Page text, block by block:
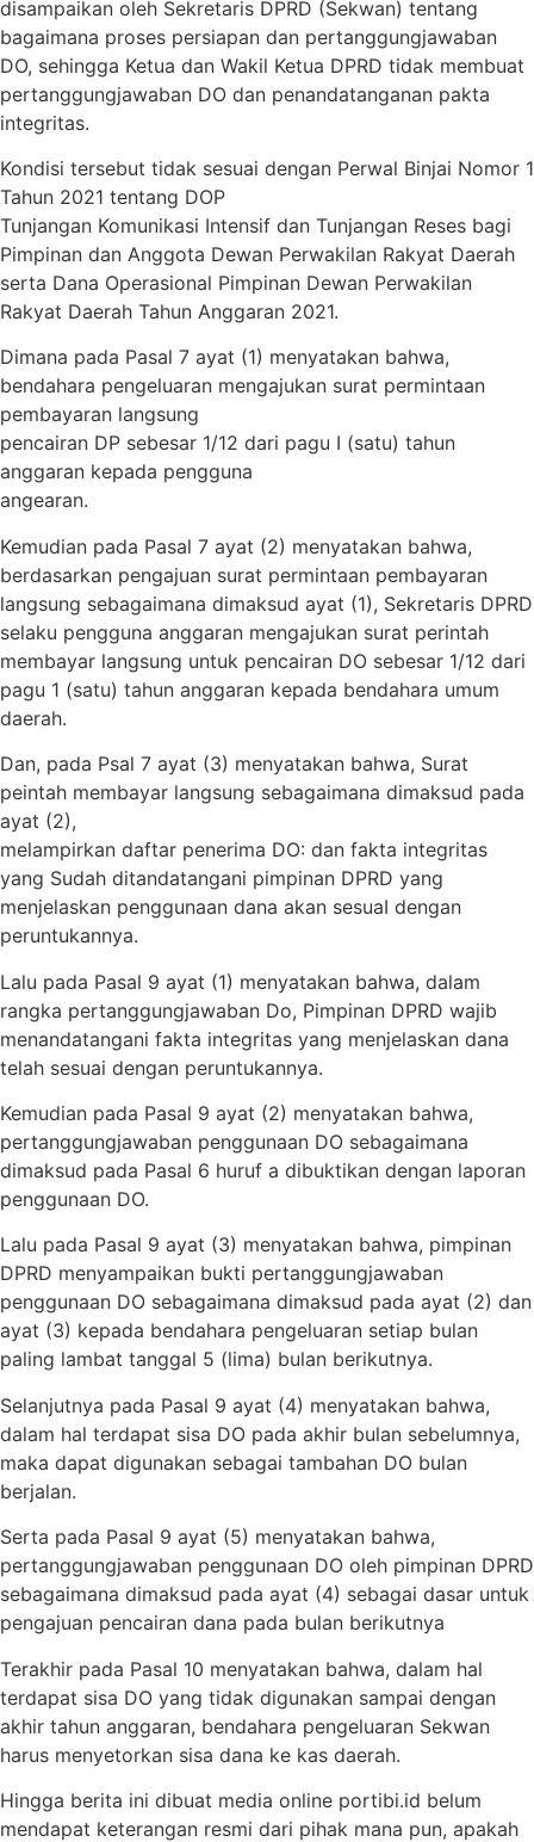
disampaikan oleh Sekretaris DPRD (Sekwan) tentang
bagaimana proses persiapan dan pertanggungjawaban
DO, sehingga Ketua dan Wakil Ketua DPRD tidak membuat
pertanggungjawaban DO dan penandatanganan pakta
integritas.
Kondisi tersebut tidak sesuai dengan Perwal Binjai Nomor 1
Tahun 2021 tentang DOP
Tunjangan Komunikasi Intensif dan Tunjangan Reses bagi
Pimpinan dan Anggota Dewan Perwakilan Rakyat Daerah
serta Dana Operasional Pimpinan Dewan Perwakilan
Rakyat Daerah Tahun Anggaran 2021.
Dimana pada Pasal 7 ayat (1) menyatakan bahwa,
bendahara pengeluaran mengajukan surat permintaan
pembayaran langsung
pencairan DP sebesar 1/12 dari pagu I (satu) tahun
anggaran kepada pengguna
angearan.
Kemudian pada Pasal 7 ayat (2) menyatakan bahwa,
berdasarkan pengajuan surat permintaan pembayaran
langsung sebagaimana dimaksud ayat (1), Sekretaris DPRD
selaku pengguna anggaran mengajukan surat perintah
membayar langsung untuk pencairan DO sebesar 1/12 dari
pagu 1 (satu) tahun anggaran kepada bendahara umum
daerah.
Dan, pada Psal 7 ayat (3) menyatakan bahwa, Surat
peintah membayar langsung sebagaimana dimaksud pada
ayat (2),
melampirkan daftar penerima DO: dan fakta integritas
yang Sudah ditandatangani pimpinan DPRD yang
menjelaskan penggunaan dana akan sesuaI dengan
peruntukannya.
Lalu pada Pasal 9 ayat (1) menyatakan bahwa, dalam
rangka pertanggungjawaban Do, Pimpinan DPRD wajib
menandatangani fakta integritas yang menjelaskan dana
telah sesuai dengan peruntukannya.
Kemudian pada Pasal 9 ayat (2) menyatakan bahwa,
pertanggungjawaban penggunaan DO sebagaimana
dimaksud pada Pasal 6 huruf a dibuktikan dengan laporan
penggunaan DO.
Lalu pada Pasal 9 ayat (3) menyatakan bahwa, pimpinan
DPRD menyampaikan bukti pertanggungjawaban
penggunaan DO sebagaimana dimaksud pada ayat (2) dan
ayat (3) kepada bendahara pengeluaran setiap bulan
paling lambat tanggal 5 (lima) bulan berikutnya.
Selanjutnya pada Pasal 9 ayat (4) menyatakan bahwa,
dalam hal terdapat sisa DO pada akhir bulan sebelumnya,
maka dapat digunakan sebagai tambahan DO bulan
berjalan.
Serta pada Pasal 9 ayat (5) menyatakan bahwa,
pertanggungjawaban penggunaan DO oleh pimpinan DPRD
sebagaimana dimaksud pada ayat (4) sebagai dasar untuk
pengajuan pencairan dana pada bulan berikutnya
Terakhir pada Pasal 10 menyatakan bahwa, dalam hal
terdapat sisa DO yang tidak digunakan sampai dengan
akhir tahun anggaran, bendahara pengeluaran Sekwan
harus menyetorkan sisa dana ke kas daerah.
Hingga berita ini dibuat media online portibi.id belum
mendapat keterangan resmi dari pihak mana pun, apakah